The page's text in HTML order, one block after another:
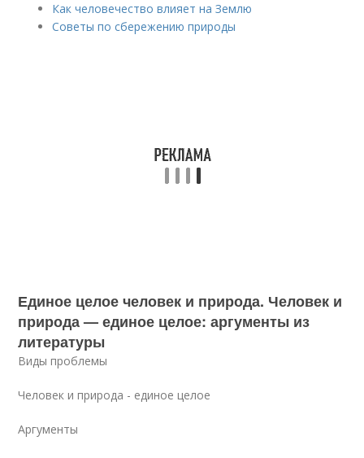
Как человечество влияет на Землю
Советы по сбережению природы
Единое целое человек и природа. Человек и
природа — единое целое: аргументы из
литературы
Виды проблемы
Человек и природа - единое целое
Аргументы